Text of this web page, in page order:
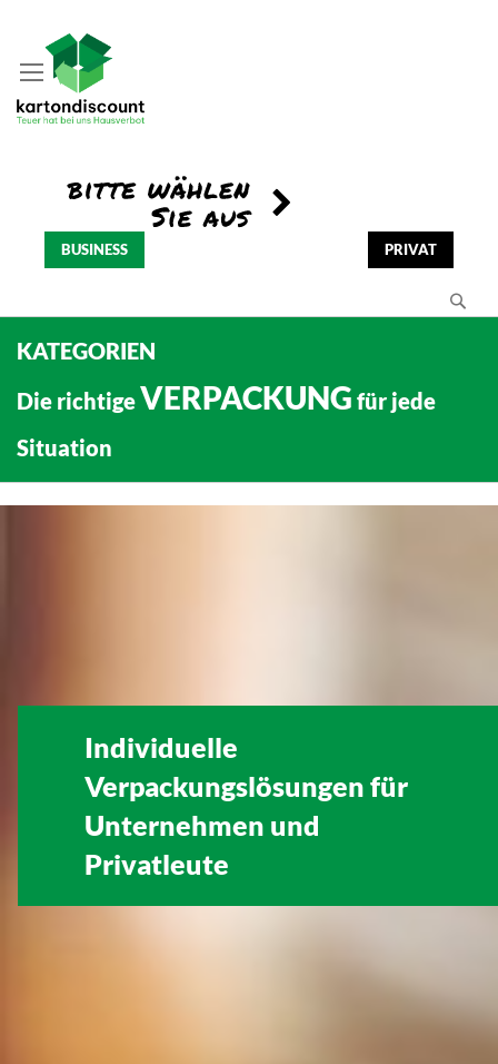
BUSINESS PRIVAT
KATEGORIEN
Die richtigeVERPACKUNG für jede
Situation
Individuelle
Verpackungslösungen für
Unternehmen und
Privatleute